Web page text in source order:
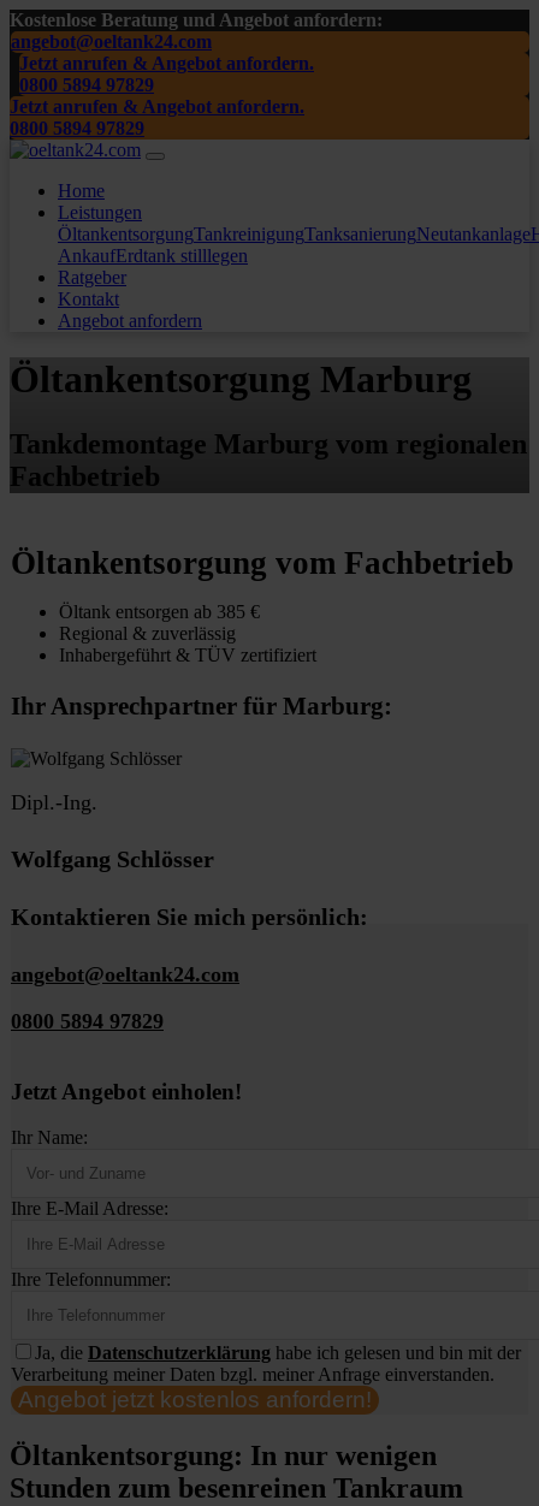
Kostenlose Beratung und Angebot anfordern:
angebot@oeltank24.com
Jetzt anrufen & Angebot anfordern.
0800 5894 97829
Jetzt anrufen & Angebot anfordern.
0800 5894 97829
Home
Leistungen
ÖltankentsorgungTankreinigungTanksanierungNeutankanlage
AnkaufErdtank stilllegen
Ratgeber
Kontakt
Angebot anfordern
Öltankentsorgung Marburg
Tankdemontage Marburg vom regionalen
Fachbetrieb
Öltankentsorgung vom Fachbetrieb
Öltank entsorgen ab 385 €
Regional & zuverlässig
Inhabergeführt & TÜV zertifiziert
Ihr Ansprechpartner für Marburg:
Dipl.-Ing.
Wolfgang Schlösser
Kontaktieren Sie mich persönlich:
angebot@oeltank24.com
0800 5894 97829
Jetzt Angebot einholen!
Ihr Name:
Ihre E-Mail Adresse:
Ihre Telefonnummer:
Ja, die Datenschutzerklärung habe ich gelesen und bin mit der
Verarbeitung meiner Daten bzgl. meiner Anfrage einverstanden.
Angebot jetzt kostenlos anfordern!
Öltankentsorgung: In nur wenigen
Stunden zum besenreinen Tankraum